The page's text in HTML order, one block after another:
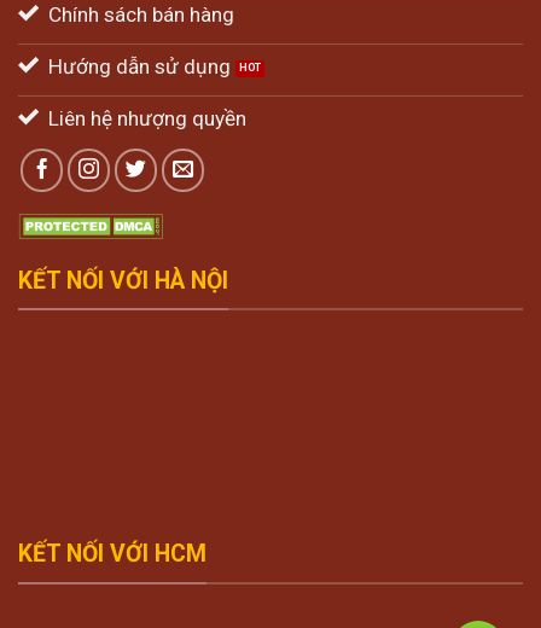
Chính sách bán hàng
Hướng dẫn sử dụng
Liên hệ nhượng quyền
KẾT NỐI VỚI HÀ NỘI
KẾT NỐI VỚI HCM